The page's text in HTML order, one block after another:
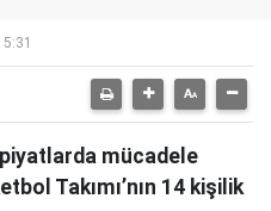
mücadele
Takımı’nın 14 kişilik